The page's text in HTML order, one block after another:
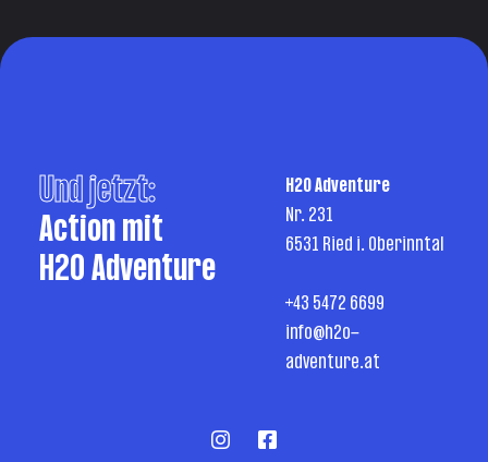
Und jetzt:
Action mit
H2O Adventure
H2O Adventure
Nr. 231
6531 Ried i. Oberinntal
+43 5472 6699
info@h2o-
adventure.at